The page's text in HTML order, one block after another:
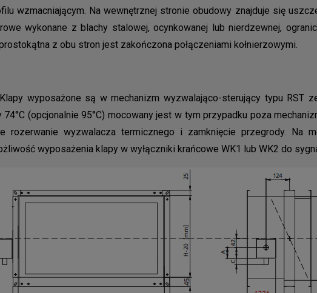
wzmacniającym. Na wewnętrznej stronie obudowy znajduje się
wykonane z blachy stalowej, ocynkowanej lub nierdzewnej,
z obu stron jest zakończona połączeniami kołnierzowymi.
Klapy wyposażone są w mechanizm wyzwalająco-sterujący typu RST
(opcjonalnie 95°C) mocowany jest w tym przypadku poza
rozerwanie wyzwalacza termicznego i zamknięcie przegrody. Na
wyposażenia klapy w wyłączniki krańcowe WK1 lub WK2 do